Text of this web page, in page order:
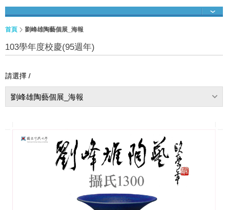
首頁 劉峰雄陶藝個展_海報
103學年度校慶(95週年)
請選擇 /
劉峰雄陶藝個展_海報